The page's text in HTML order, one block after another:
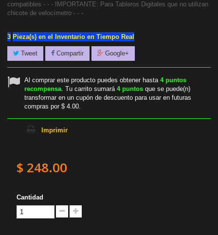
compatibles - - - IMPORTANTE: Para Tableros Digitales que no utilizan
chicote de velocímetro - - -
3 Pieza(s) en el Inventario en Tiempo Real
Tweet Compartir Google+
Al comprar este producto puedes obtener hasta 4puntos
recompensa. Tu carrito sumará 4puntos que se puede(n)
transformar en un cupón de descuento para usar en futuras
compras por $ 4.00.
Imprimir
$ 248.00
Cantidad